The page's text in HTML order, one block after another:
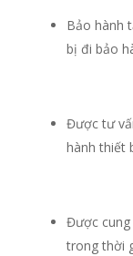
Bảo hành
bị đi bảo
Được tư
hành thiết
Được
trong thời